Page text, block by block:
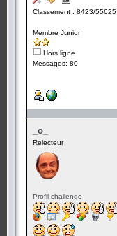
Classement : 8423/55625
Membre Junior
Hors ligne
Messages: 80
_o_
Relecteur
Profil challenge